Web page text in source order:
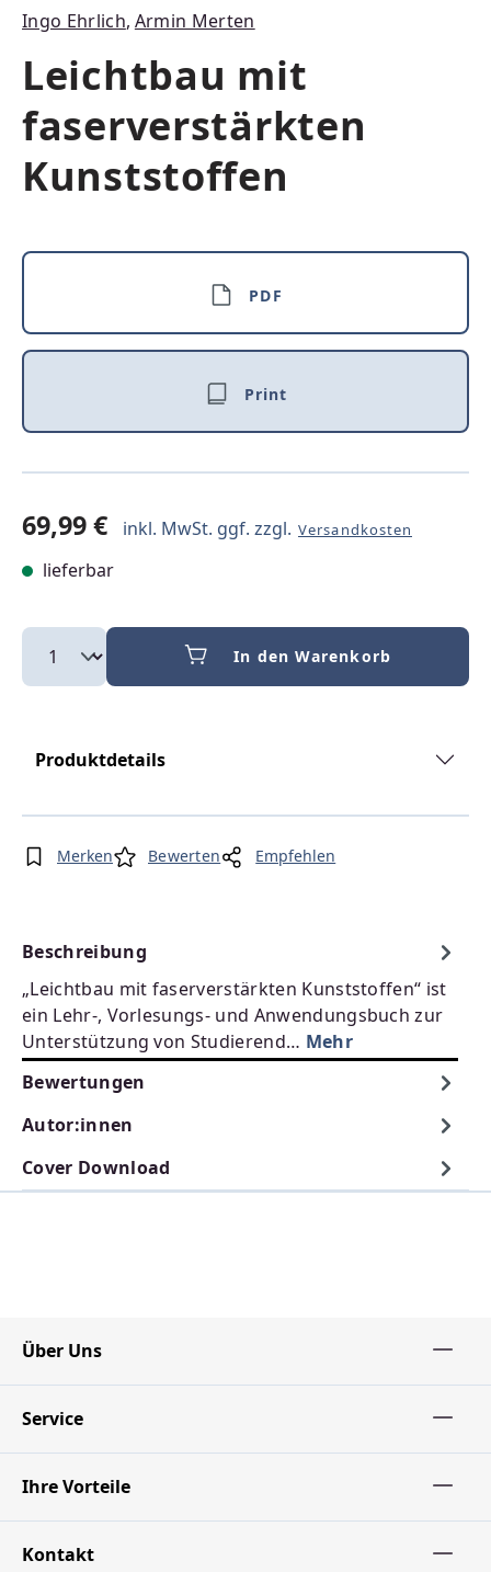
Ingo Ehrlich, Armin Merten
Leichtbau mit
faserverstärkten
Kunststoffen
PDF
Print
69,99 € inkl. MwSt. ggf. zzgl. Versandkosten
lieferbar
In den Warenkorb
Produktdetails
Merken Bewerten Empfehlen
Beschreibung
„Leichtbau mit faserverstärkten Kunststoffen“ ist
ein Lehr-, Vorlesungs- und Anwendungsbuch zur
Unterstützung von Studierend… Mehr
Bewertungen
Autor:innen
Cover Download
Über Uns
Service
Ihre Vorteile
Kontakt